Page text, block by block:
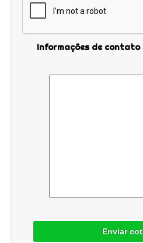
Informações de
Enviar